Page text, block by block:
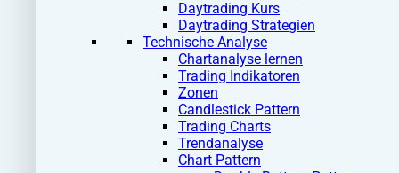
Daytrading Kurs
Daytrading Strategien
Technische Analyse
Chartanalyse lernen
Trading Indikatoren
Zonen
Candlestick Pattern
Trading Charts
Trendanalyse
Chart Pattern